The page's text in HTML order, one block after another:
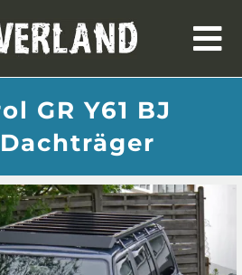
Kontakt
Account
GR Y61 BJ